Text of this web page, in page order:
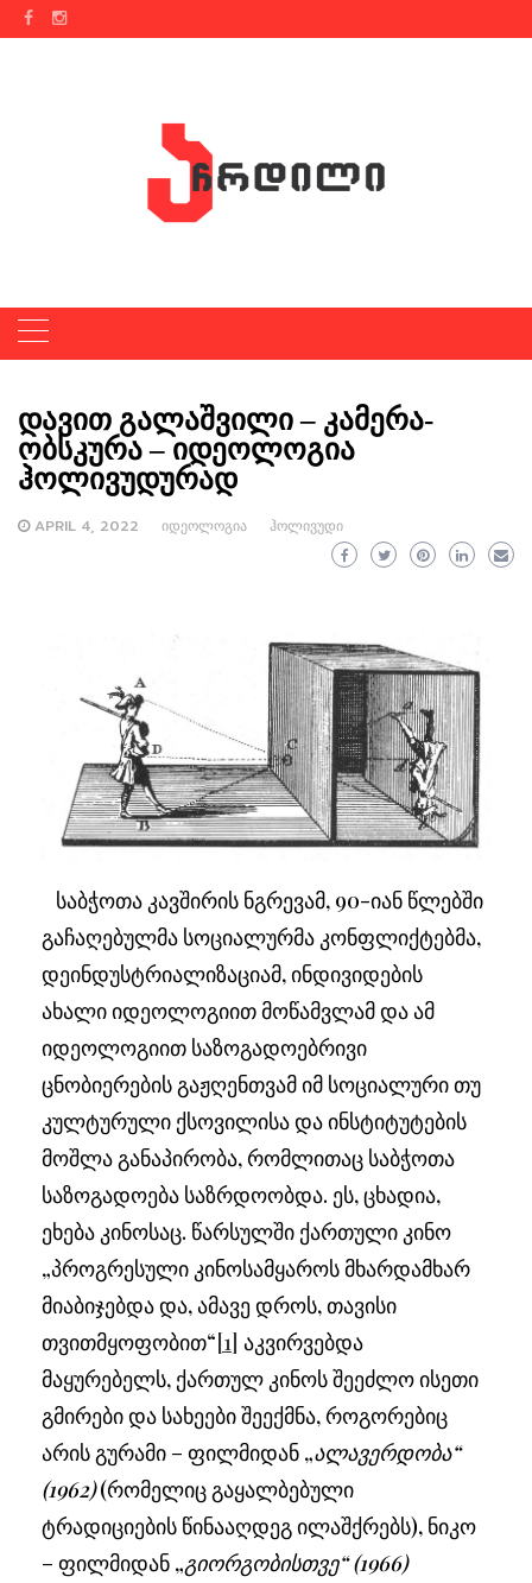
Skip
to
დავით გალაშვილი – კამერა-
ობსკურა – იდეოლოგია
ჰოლივუდურად
APRIL 4, 2022 ᲘᲓᲔᲝᲚᲝᲒᲘᲐ ᲰᲝᲚᲘᲕᲣᲓᲘ
საბჭოთა კავშირის ნგრევამ, 90-იან წლებში
გაჩაღებულმა სოციალურმა კონფლიქტებმა,
დეინდუსტრიალიზაციამ, ინდივიდების
ახალი იდეოლოგიით მოწამვლამ და ამ
იდეოლოგიით საზოგადოებრივი
ცნობიერების გაჟღენთვამ იმ სოციალური თუ
კულტურული ქსოვილისა და ინსტიტუტების
მოშლა განაპირობა, რომლითაც საბჭოთა
საზოგადოება საზრდოობდა. ეს, ცხადია,
ეხება კინოსაც. წარსულში ქართული კინო
„პროგრესული კინოსამყაროს მხარდამხარ
მიაბიჯებდა და, ამავე დროს, თავისი
თვითმყოფობით“ [1] აკვირვებდა
მაყურებელს, ქართულ კინოს შეეძლო ისეთი
გმირები და სახეები შეექმნა, როგორებიც
არის გურამი – ფილმიდან „ალავერდობა“
(1962)(რომელიც გაყალბებული
ტრადიციების წინააღდეგ ილაშქრებს), ნიკო
– ფილმიდან „გიორგობისთვე“ (1966)